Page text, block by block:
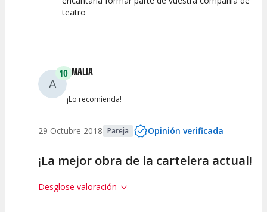
teatro
A
10AMALIA
¡Lo recomienda!
29 Octubre 2018 Pareja Opinión verificada
¡La mejor obra de la cartelera actual!
Desglose valoración